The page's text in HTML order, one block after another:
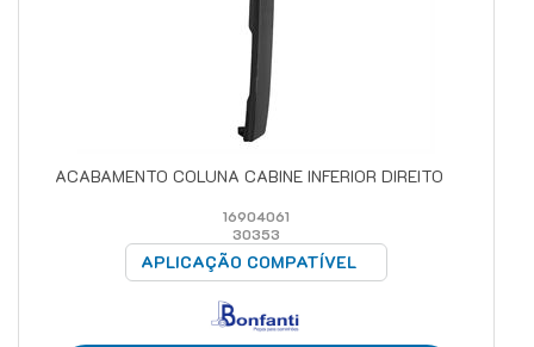
ACABAMENTO COLUNA CABINE INFERIOR DIREITO
16904061
30353
APLICAÇÃO COMPATÍVEL